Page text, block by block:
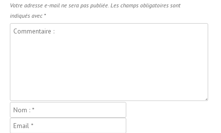
Votre adresse e-mail ne sera pas publiée. Les champs obligatoires sont
indiqués avec *